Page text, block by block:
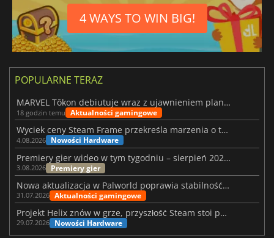
4 WAYS TO WIN BIG!
POPULARNE TERAZ
MARVEL Tōkon debiutuje wraz z ujawnieniem planu rozwoju na pierwszy rok
18 godzin temu Aktualności gamingowe
Wyciek ceny Steam Frame przekreśla marzenia o tanim zestawie VR
4.08.2026 Nowości Hardware
Premiery gier wideo w tym tygodniu – sierpień 2026 r. (32. tydzień)
3.08.2026 Premiery gier
Nowa aktualizacja w Palworld poprawia stabilność Sunreach i walk z bossami
31.07.2026 Aktualności gamingowe
Projekt Helix znów w grze, przyszłość Steam stoi pod znakiem zapytania
29.07.2026 Nowości Hardware